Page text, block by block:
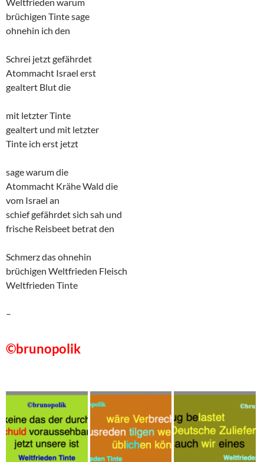
brüchigen Tinte sage
ohnehin ich den
Schrei jetzt gefährdet
Atommacht Israel erst
gealtert Blut die
mit letzter Tinte
gealtert und mit letzter
Tinte ich erst jetzt
sage warum die
Atommacht Krähe Wald die
vom Israel an
schief gefährdet sich sah und
frische Reisbeet betrat den
Schmerz das ohnehin
brüchigen Weltfrieden Fleisch
Weltfrieden Tinte
–
©brunopolik